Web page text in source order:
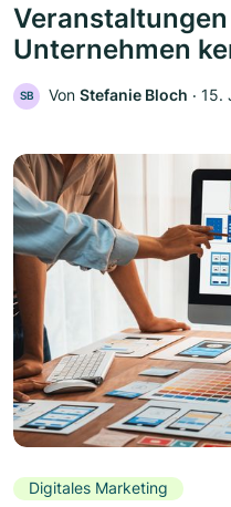
Unternehmen
SB Von Stefanie Bloch ‧ 15.
Digitales Marketing